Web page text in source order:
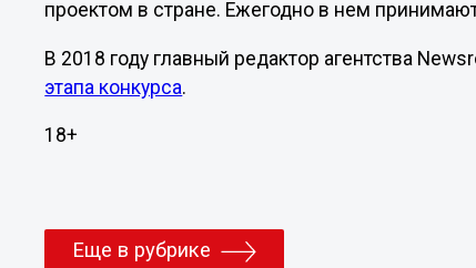
проектом в стране. Ежегодно в нем
В 2018 году главный редактор агентства
этапа конкурса.
18+
Еще в рубрике